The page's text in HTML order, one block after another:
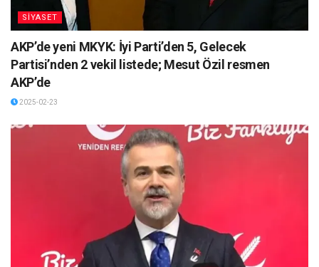
SİYASET
AKP’de yeni MKYK: İyi Parti’den 5, Gelecek
Partisi’nden 2 vekil listede; Mesut Özil resmen
AKP’de
2025-02-23